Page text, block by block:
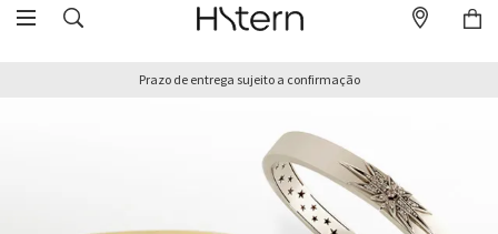
Prazo de entrega sujeito a confirmação